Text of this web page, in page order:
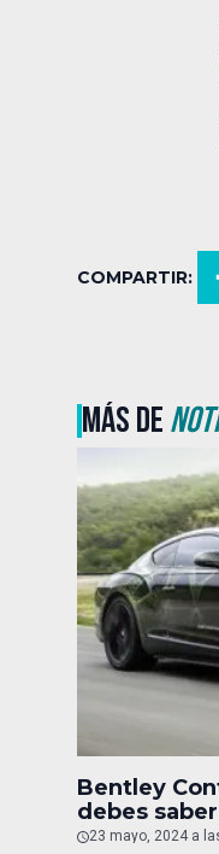
COMPARTIR:
MÁS DE
Bentley
debes
23 mayo, 2024 a